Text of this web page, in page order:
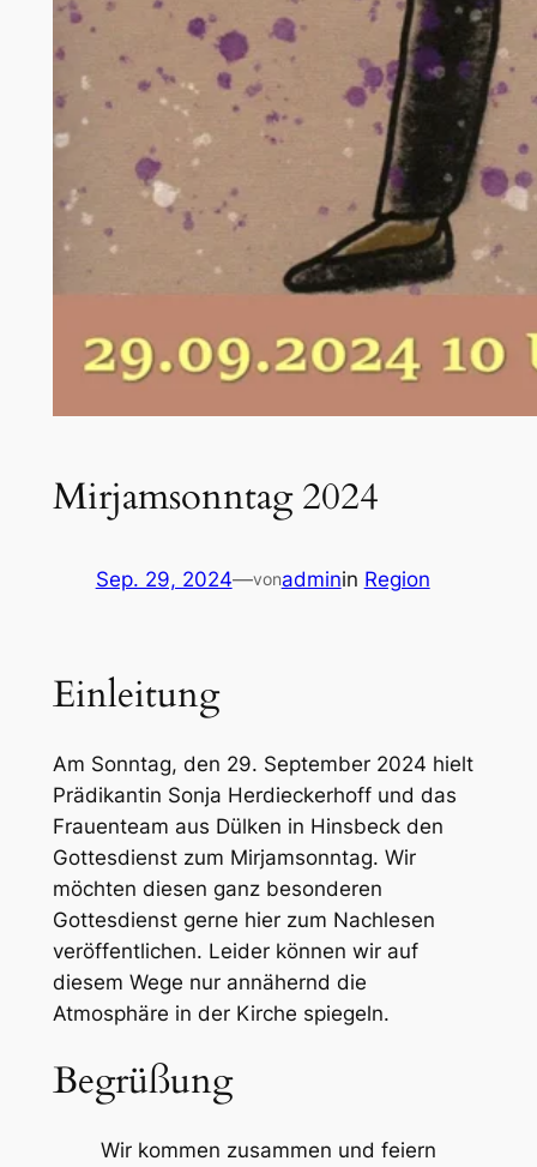
Mirjamsonntag 2024
Sep. 29, 2024—vonadminin Region
Einleitung
Am Sonntag, den 29. September 2024 hielt
Prädikantin Sonja Herdieckerhoff und das
Frauenteam aus Dülken in Hinsbeck den
Gottesdienst zum Mirjamsonntag. Wir
möchten diesen ganz besonderen
Gottesdienst gerne hier zum Nachlesen
veröffentlichen. Leider können wir auf
diesem Wege nur annähernd die
Atmosphäre in der Kirche spiegeln.
Begrüßung
Wir kommen zusammen und feiern